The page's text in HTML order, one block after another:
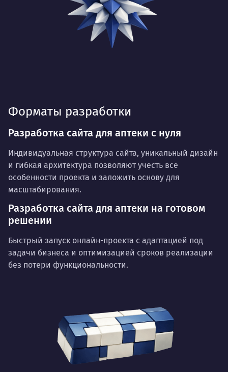
Форматы разработки
Разработка сайта для аптеки с нуля
Индивидуальная структура сайта, уникальный дизайн
и гибкая архитектура позволяют учесть все
особенности проекта и заложить основу для
масштабирования.
Разработка сайта для аптеки на готовом
решении
Быстрый запуск онлайн-проекта с адаптацией под
задачи бизнеса и оптимизацией сроков реализации
без потери функциональности.